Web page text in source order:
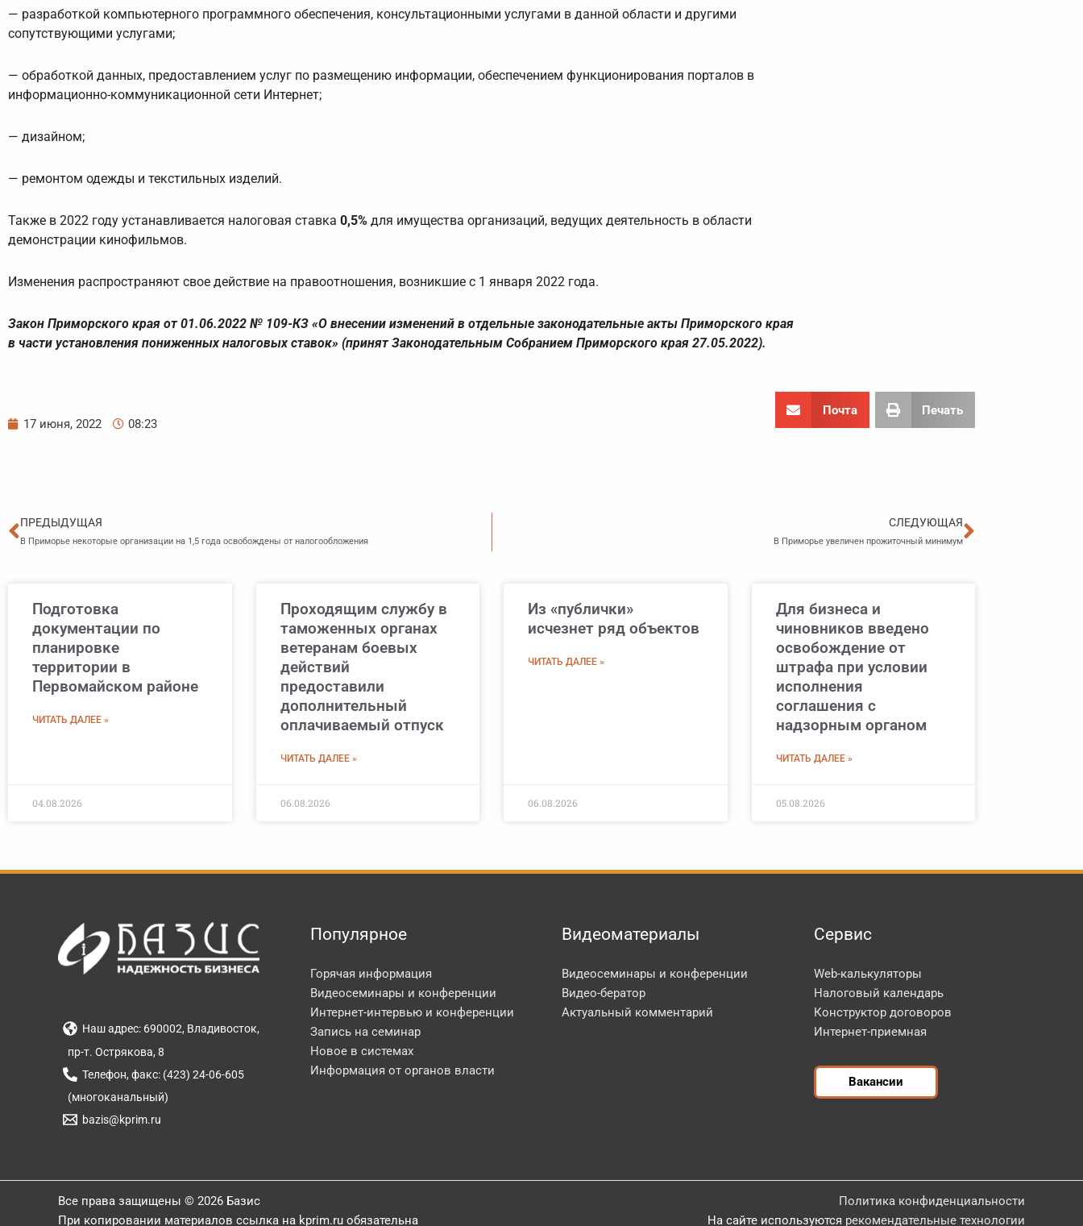
— разработкой компьютерного программного обеспечения, консультационными услугами в данной области и другими
сопутствующими услугами;
— обработкой данных, предоставлением услуг по размещению информации, обеспечением функционирования порталов в
информационно-коммуникационной сети Интернет;
— дизайном;
— ремонтом одежды и текстильных изделий.
Также в 2022 году устанавливается налоговая ставка 0,5% для имущества организаций, ведущих деятельность в области
демонстрации кинофильмов.
Изменения распространяют свое действие на правоотношения, возникшие с 1 января 2022 года.
Закон Приморского края от 01.06.2022 № 109-КЗ «О внесении изменений в отдельные законодательные акты Приморского края
в части установления пониженных налоговых ставок» (принят Законодательным Собранием Приморского края 27.05.2022).
17 июня, 2022 08:23
Почта Печать
Пред
ПРЕДЫДУЩАЯ
В Приморье некоторые организации на 1,5 года освобождены от налогообложения
СЛЕДУЮЩАЯ
В Приморье увеличен прожиточный минимум
Подготовка
документации по
планировке
территории в
Первомайском районе
ЧИТАТЬ ДАЛЕЕ »
04.08.2026
Проходящим службу в
таможенных органах
ветеранам боевых
действий
предоставили
дополнительный
оплачиваемый отпуск
ЧИТАТЬ ДАЛЕЕ »
06.08.2026
Из «публички»
исчезнет ряд объектов
ЧИТАТЬ ДАЛЕЕ »
06.08.2026
Для бизнеса и
чиновников введено
освобождение от
штрафа при условии
исполнения
соглашения с
надзорным органом
ЧИТАТЬ ДАЛЕЕ »
05.08.2026
Наш адрес: 690002, Владивосток,
пр-т. Острякова, 8
Телефон, факс: (423) 24-06-605
(многоканальный)
bazis@kprim.ru
Популярное
Горячая информация
Видеосеминары и конференции
Интернет-интервью и конференции
Запись на семинар
Новое в системах
Информация от органов власти
Видеоматериалы
Видеосеминары и конференции
Видео-бератор
Актуальный комментарий
Сервис
Web-калькуляторы
Налоговый календарь
Конструктор договоров
Интернет-приемная
Вакансии
Все права защищены © 2026 Базис
При копировании материалов ссылка на kprim.ru обязательна
Политика конфиденциальности
На сайте используются рекомендательные технологии